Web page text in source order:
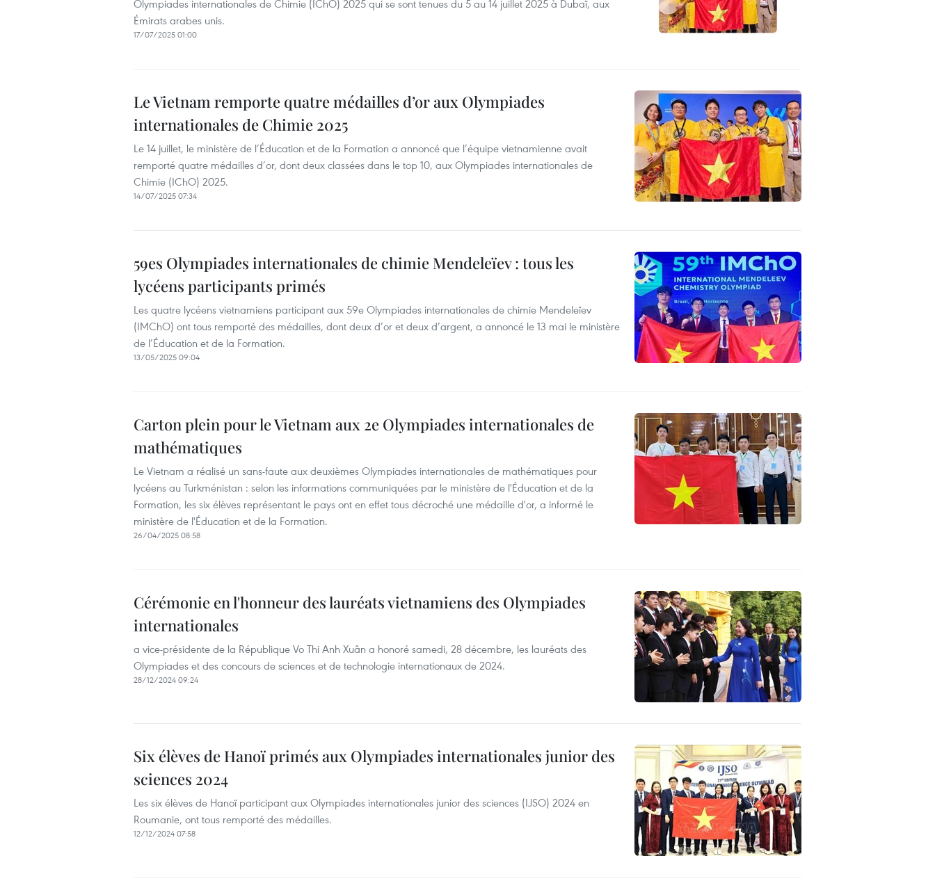
Olympiades internationales de Chimie (IChO) 2025 qui se sont tenues du 5 au 14 juillet 2025 à Dubaï, aux
Émirats arabes unis.
17/07/2025 01:00
Le Vietnam remporte quatre médailles d’or aux Olympiades
internationales de Chimie 2025
Le 14 juillet, le ministère de l’Éducation et de la Formation a annoncé que l’équipe vietnamienne avait
remporté quatre médailles d’or, dont deux classées dans le top 10, aux Olympiades internationales de
Chimie (IChO) 2025.
14/07/2025 07:34
59es Olympiades internationales de chimie Mendeleïev : tous les
lycéens participants primés
Les quatre lycéens vietnamiens participant aux 59e Olympiades internationales de chimie Mendeleïev
(IMChO) ont tous remporté des médailles, dont deux d’or et deux d’argent, a annoncé le 13 mai le ministère
de l’Éducation et de la Formation.
13/05/2025 09:04
Carton plein pour le Vietnam aux 2e Olympiades internationales de
mathématiques
Le Vietnam a réalisé un sans-faute aux deuxièmes Olympiades internationales de mathématiques pour
lycéens au Turkménistan : selon les informations communiquées par le ministère de l'Éducation et de la
Formation, les six élèves représentant le pays ont en effet tous décroché une médaille d'or, a informé le
ministère de l'Éducation et de la Formation.
26/04/2025 08:58
Cérémonie en l'honneur des lauréats vietnamiens des Olympiades
internationales
a vice-présidente de la République Vo Thi Anh Xuân a honoré samedi, 28 décembre, les lauréats des
Olympiades et des concours de sciences et de technologie internationaux de 2024.
28/12/2024 09:24
Six élèves de Hanoï primés aux Olympiades internationales junior des
sciences 2024
Les six élèves de Hanoï participant aux Olympiades internationales junior des sciences (IJSO) 2024 en
Roumanie, ont tous remporté des médailles.
12/12/2024 07:58